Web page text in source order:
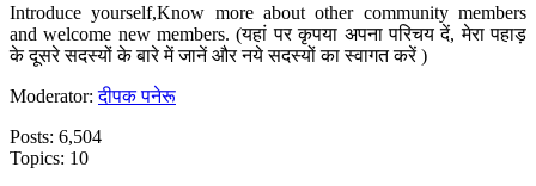
Introduce yourself,Know more about other community members
and welcome new members. (यहां पर कृपया अपना परिचय दें, मेरा पहाड़
के दूसरे सदस्यों के बारे में जानें और नये सदस्यों का स्वागत करें )
Moderator:दीपक पनेरू
Posts: 6,504
Topics: 10